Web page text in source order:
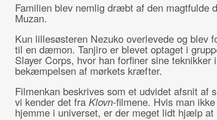
Familien blev nemlig dræbt af den magtfulde
Muzan.
Kun lillesøsteren Nezuko overlevede og blev
til en dæmon. Tanjiro er blevet optaget i
Slayer Corps, hvor han forfiner sine teknikker i
bekæmpelsen af mørkets kræfter.
Filmenkan beskrives som et udvidet afsnit af
vi kender det fra Klovn-filmene. Hvis man
hjemme i universet, er der meget lidt hjælp at